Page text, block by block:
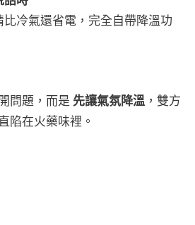
比冷氣還省電，完全自帶降溫功
問題，而是 先讓氣氛降溫 ，雙方
陷在火藥味裡。